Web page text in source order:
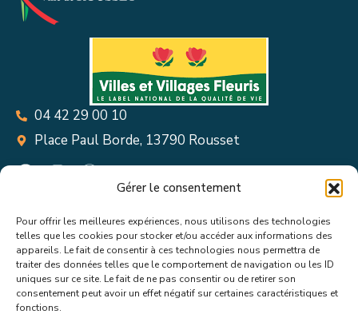
Gérer le consentement
Pour offrir les meilleures expériences, nous utilisons des technologies
telles que les cookies pour stocker et/ou accéder aux informations des
appareils. Le fait de consentir à ces technologies nous permettra de
traiter des données telles que le comportement de navigation ou les ID
uniques sur ce site. Le fait de ne pas consentir ou de retirer son
consentement peut avoir un effet négatif sur certaines caractéristiques et
fonctions.
04 42 29 00 10
Place Paul Borde, 13790 Rousset
Suivez toutes les informations &
actualités de votre ville !